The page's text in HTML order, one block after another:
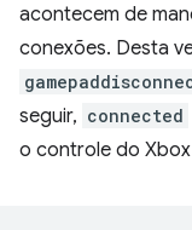
acontecem de
conexões. Desta
seguir, connected
o controle do Xbox